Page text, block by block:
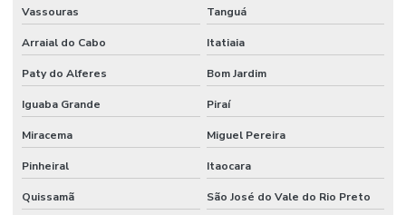
Implantação De Manutenção Preditiva
Implementação De Manutenção Preditiva
Inspeções Regulares De Equipamentos
Limpeza De Ambientes
Limpeza De Ambientes Industriais
Limpeza De Áreas De Convivência
Limpeza De Áreas Externas E Jardins
Vassouras Tanguá
Arraial do Cabo Itatiaia
Paty do Alferes Bom Jardim
Iguaba Grande Piraí
Miracema Miguel Pereira
Pinheiral Itaocara
Quissamã São José do Vale do Rio Preto